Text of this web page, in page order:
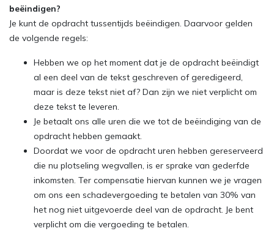
beëindigen?
Je kunt de opdracht tussentijds beëindigen. Daarvoor gelden
de volgende regels:
Hebben we op het moment dat je de opdracht beëindigt
al een deel van de tekst geschreven of geredigeerd,
maar is deze tekst niet af? Dan zijn we niet verplicht om
deze tekst te leveren.
Je betaalt ons alle uren die we tot de beëindiging van de
opdracht hebben gemaakt.
Doordat we voor de opdracht uren hebben gereserveerd
die nu plotseling wegvallen, is er sprake van gederfde
inkomsten. Ter compensatie hiervan kunnen we je vragen
om ons een schadevergoeding te betalen van 30% van
het nog niet uitgevoerde deel van de opdracht. Je bent
verplicht om die vergoeding te betalen.